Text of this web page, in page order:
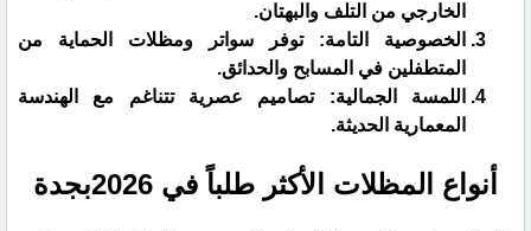
الخارجي من التلف والبهتان.
​الخصوصية التامة: توفر سواتر ومظلات الحماية من
المتطفلين في المسابح والحدائق.
​اللمسة الجمالية: تصاميم عصرية تتناغم مع الهندسة
المعمارية الحديثة.
​أنواع المظلات الأكثر طلباً في 2026بجدة